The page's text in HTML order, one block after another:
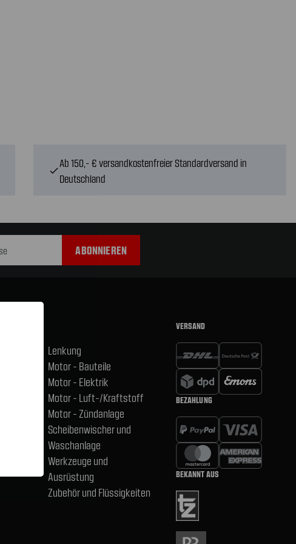
check
Ab 150,- € versandkostenfreier Standardversand in
Deutschland
Lenkung
Motor - Bauteile
Motor - Elektrik
Motor - Luft-/Kraftstoff
Motor - Zündanlage
Scheibenwischer und
Waschanlage
Werkzeuge und
Ausrüstung
Zubehör und Flüssigkeiten
VERSAND
BEZAHLUNG
BEKANNT AUS